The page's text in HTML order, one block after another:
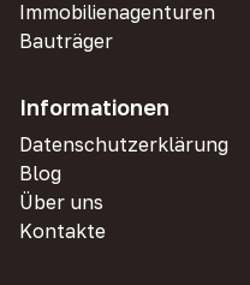
Immobilienagenturen
Bauträger
Informationen
Datenschutzerklärung
Blog
Über uns
Kontakte